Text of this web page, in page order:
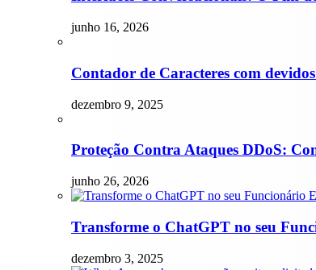
junho 16, 2026
Contador de Caracteres com
dezembro 9, 2025
Proteção Contra Ataques DDoS:
junho 26, 2026
Transforme o ChatGPT no seu
dezembro 3, 2025